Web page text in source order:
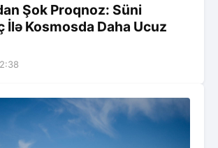
Şok Proqnoz: Süni
İlə Kosmosda Daha Ucuz